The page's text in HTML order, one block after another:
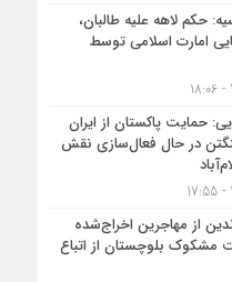
حکم لاهه علیه طالبان،
امارت اسلامی توسط
حمایت پاکستان از ایران
در حال فعال‌سازی نقش
از مهاجرین اخراج‌شده
مشکوک بلوچستان از اتباع